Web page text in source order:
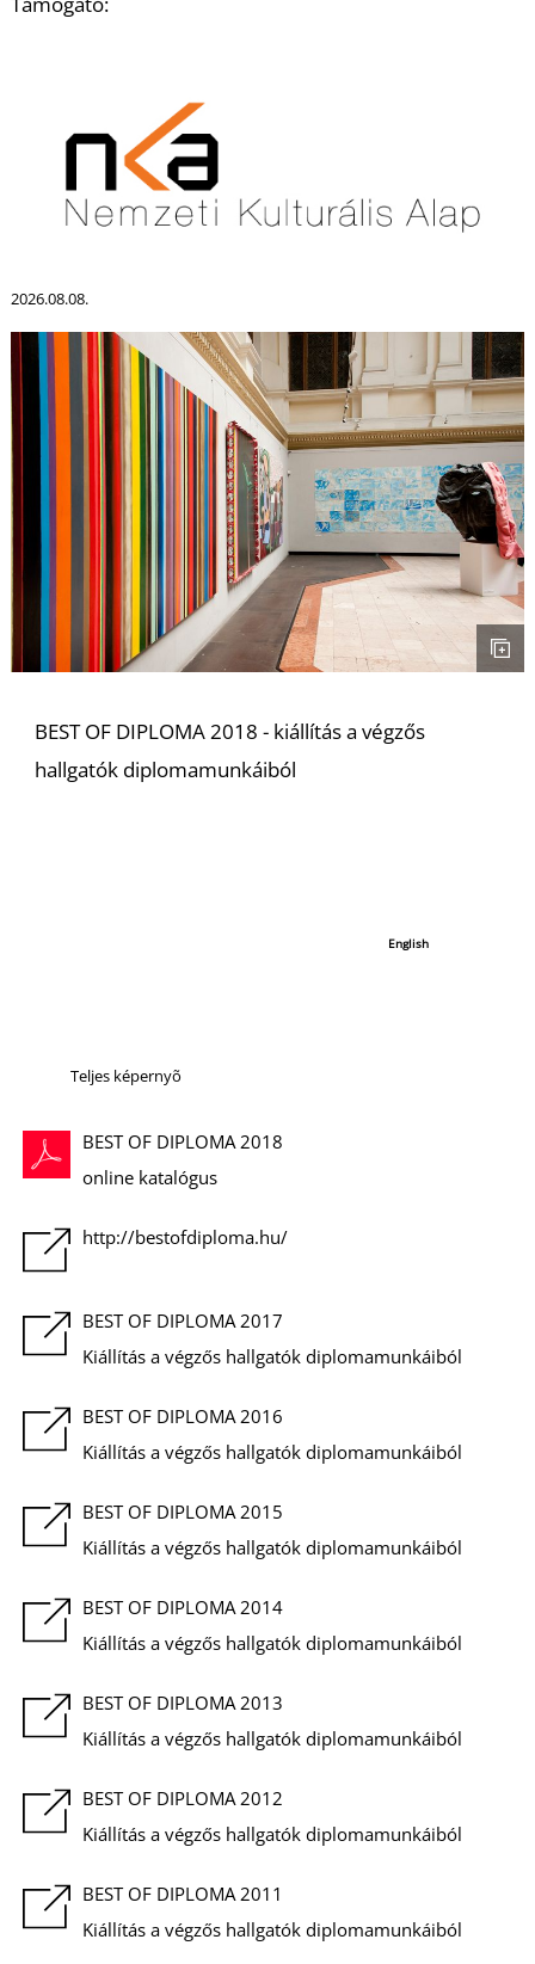
2026.08.08.
BEST OF DIPLOMA 2018 - kiállítás a végzős
hallgatók diplomamunkáiból
Teljes képernyõ
BEST OF DIPLOMA 2018
online katalógus
http://bestofdiploma.hu/
BEST OF DIPLOMA 2017
Kiállítás a végzős hallgatók diplomamunkáiból
BEST OF DIPLOMA 2016
Kiállítás a végzős hallgatók diplomamunkáiból
BEST OF DIPLOMA 2015
Kiállítás a végzős hallgatók diplomamunkáiból
BEST OF DIPLOMA 2014
Kiállítás a végzős hallgatók diplomamunkáiból
BEST OF DIPLOMA 2013
Kiállítás a végzős hallgatók diplomamunkáiból
BEST OF DIPLOMA 2012
Kiállítás a végzős hallgatók diplomamunkáiból
BEST OF DIPLOMA 2011
Kiállítás a végzős hallgatók diplomamunkáiból